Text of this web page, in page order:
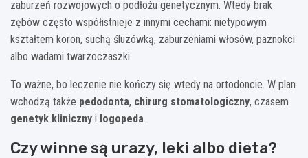
zaburzeń rozwojowych o podłożu genetycznym. Wtedy brak
zębów często współistnieje z innymi cechami: nietypowym
kształtem koron, suchą śluzówką, zaburzeniami włosów, paznokci
albo wadami twarzoczaszki.
To ważne, bo leczenie nie kończy się wtedy na ortodoncie. W plan
wchodzą także pedodonta, chirurg stomatologiczny, czasem
genetyk kliniczny i logopeda.
Czy winne są urazy, leki albo dieta?